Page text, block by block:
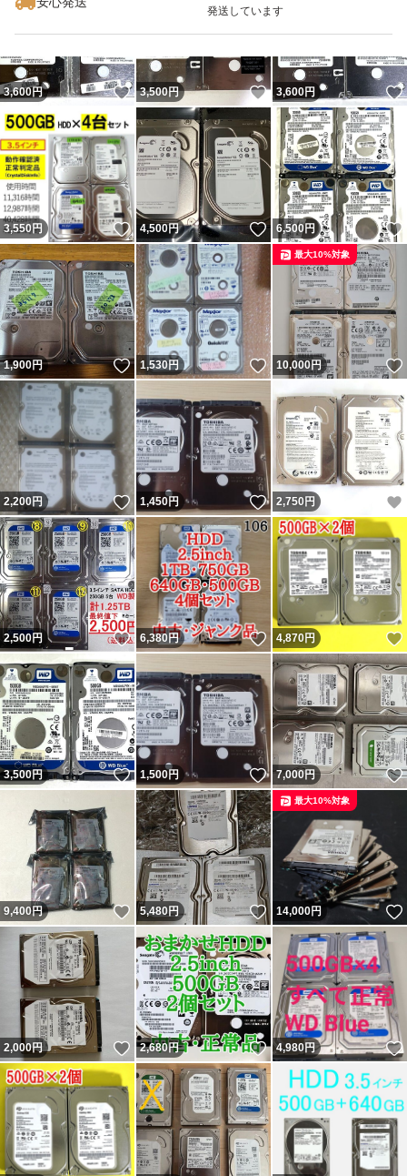
発送しています
3,600円 いいね！
3,500円 いいね！
3,600円
3,550円 いいね！
4,500円 いいね！
6,500円
1,900円 いいね！
1,530円 いいね！
10,000円
最大10%対象
2,200円 いいね！
1,450円 いいね！
2,750 円
2,500円 いいね！
6,380円 いいね！
4,870円
3,500円 いいね！
1,500円 いいね！
7,000円
9,400円 いいね！
5,480円 いいね！
14,000円
最大10%対象
2,000円 いいね！
2,680円 いいね！
4,980円